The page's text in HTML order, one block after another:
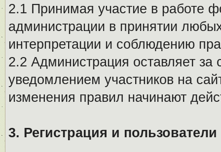
2.1 Принимая участие в работе
администрации в принятии
интерпретации и соблюдению
2.2 Администрация оставляет
уведомлением участников на
изменения правил начинают
3. Регистрация и пользователи